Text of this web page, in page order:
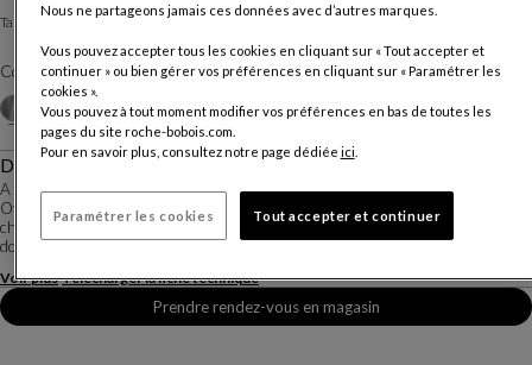
Table Basse : Vernis Transparent ou colorés
Coloris :Alu vernis naturel
+3
Description
A l’occasion de la collaboration Roche Bobois X Pedro Almodóvar les tables
Ovni créées par Vincenzo Maiolino se parent de nouvelles couleurs exclusives,
choisies par le Cinéaste. La forme particulière du cône des tables basses Ovni
donne l'impression...
Voir plus Télécharger la fiche technique
Prendre rendez-vous en magasin
Nous ne partageons jamais ces données avec d’autres marques.
Vous pouvez accepter tous les cookies en cliquant sur « Tout accepter et
continuer » ou bien gérer vos préférences en cliquant sur « Paramétrer les
cookies ».
Vous pouvez à tout moment modifier vos préférences en bas de toutes les
pages du site roche-bobois.com.
Pour en savoir plus, consultez notre page dédiée ici.
Paramétrer les cookies Tout accepter et continuer